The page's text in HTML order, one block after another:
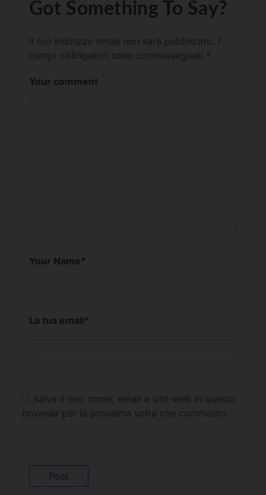
Got Something To Say?
Il tuo indirizzo email non sarà pubblicato.
campi obbligatori sono contrassegnati *
Your comment
Your Name*
La tua email*
Salva il mio nome, email e sito web in questo
browser per la prossima volta che commento.